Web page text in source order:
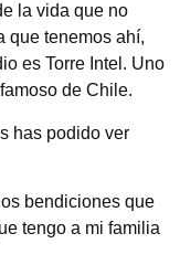
la vida que no
que tenemos ahí,
es Torre Intel. Uno
de Chile.
has podido ver
bendiciones que
tengo a mi familia